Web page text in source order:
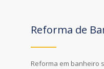
Reforma de
Reforma em banheiro